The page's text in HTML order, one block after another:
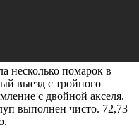
несколько помарок в
выезд с тройного
с двойной акселя.
выполнен чисто. 72,73